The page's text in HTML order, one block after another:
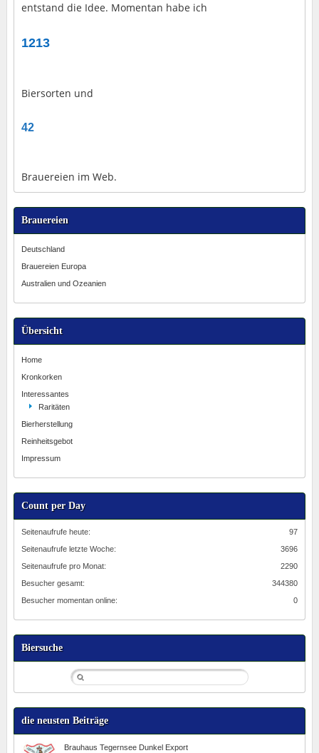
entstand die Idee. Momentan habe ich
1213
Biersorten und
42
Brauereien im Web.
Brauereien
Deutschland
Brauereien Europa
Australien und Ozeanien
Übersicht
Home
Kronkorken
Interessantes
Raritäten
Bierherstellung
Reinheitsgebot
Impressum
Count per Day
97
Seitenaufrufe heute:
3696
Seitenaufrufe letzte Woche:
2290
Seitenaufrufe pro Monat:
344380
Besucher gesamt:
0
Besucher momentan online:
Biersuche
die neusten Beiträge
Brauhaus Tegernsee Dunkel Export